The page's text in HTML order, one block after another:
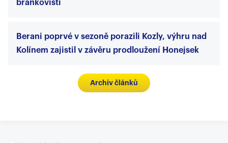
brankovišti
Berani poprvé v sezoně porazili Kozly, výhru nad
Kolínem zajistil v závěru prodloužení Honejsek
Archiv článků